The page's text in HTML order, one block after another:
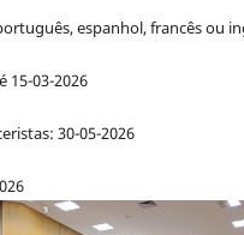
espanhol, francês ou
15-03-2026
30-05-2026